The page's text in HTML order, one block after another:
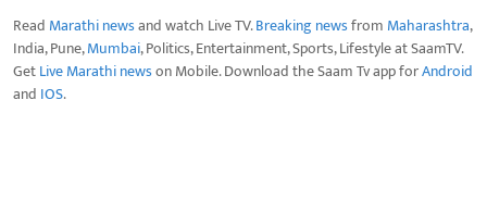
Read Marathi newsand watch Live TV.Breaking newsfrom Maharashtra,
India, Pune,Mumbai, Politics, Entertainment, Sports, Lifestyle at SaamTV.
GetLive Marathi newson Mobile. Download the Saam Tv app forAndroid
and IOS.